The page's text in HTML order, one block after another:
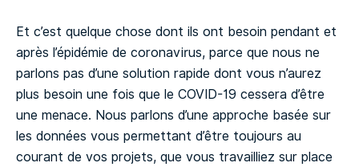
Et c’est quelque chose dont ils ont besoin pendant et
après l’épidémie de coronavirus, parce que nous ne
parlons pas d’une solution rapide dont vous n’aurez
plus besoin une fois que le COVID-19 cessera d’être
une menace. Nous parlons d’une approche basée sur
les données vous permettant d’être toujours au
courant de vos projets, que vous travailliez sur place